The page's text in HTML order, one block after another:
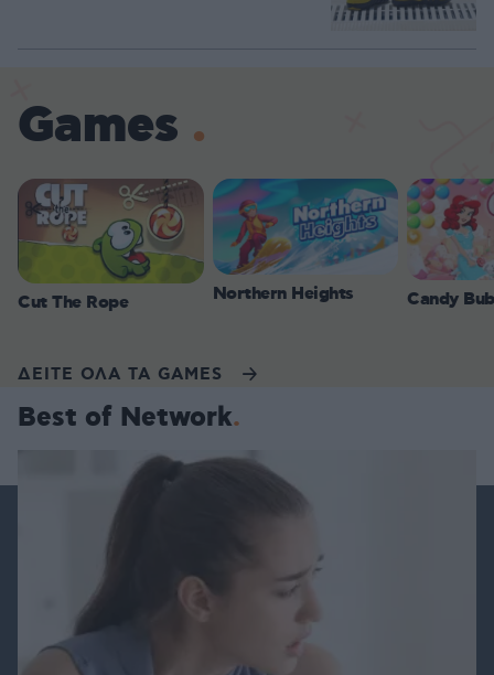
Games
Cut The Rope Northern Heights Candy
ΔΕΙΤΕ ΟΛΑ ΤΑ GAMES
Best of Network